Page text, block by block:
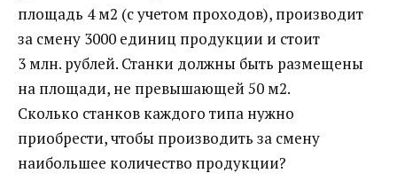
площадь 4 м2 (с учетом проходов), производит
за смену 3000 единиц продукции и стоит
3 млн. рублей. Станки должны быть размещены
на площади, не превышающей 50 м2.
Сколько станков каждого типа нужно
приобрести, чтобы производить за смену
наибольшее количество продукции?